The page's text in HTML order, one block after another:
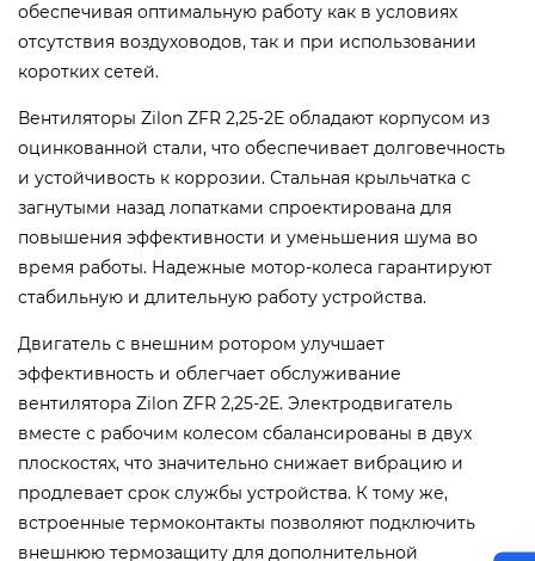
обеспечивая оптимальную работу как в условиях
отсутствия воздуховодов, так и при использовании
коротких сетей.
Вентиляторы Zilon ZFR 2,25-2E обладают корпусом из
оцинкованной стали, что обеспечивает долговечность
и устойчивость к коррозии. Стальная крыльчатка с
загнутыми назад лопатками спроектирована для
повышения эффективности и уменьшения шума во
время работы. Надежные мотор-колеса гарантируют
стабильную и длительную работу устройства.
Двигатель с внешним ротором улучшает
эффективность и облегчает обслуживание
вентилятора Zilon ZFR 2,25-2E. Электродвигатель
вместе с рабочим колесом сбалансированы в двух
плоскостях, что значительно снижает вибрацию и
продлевает срок службы устройства. К тому же,
встроенные термоконтакты позволяют подключить
внешнюю термозащиту для дополнительной